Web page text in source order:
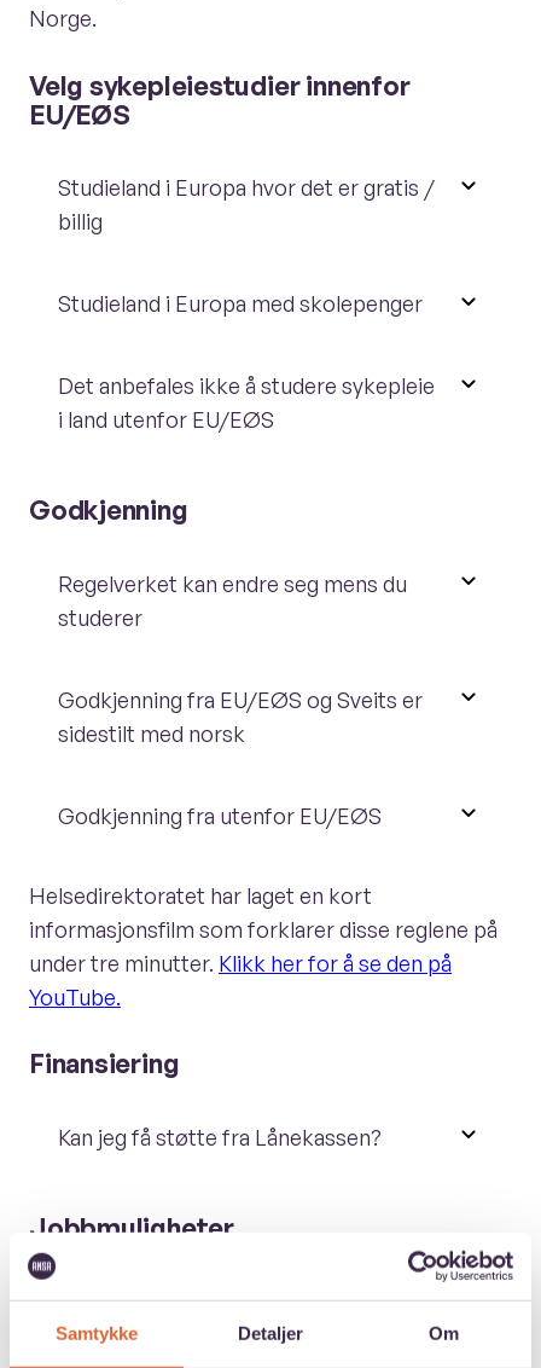
Samtykke Detaljer Om
Norge.
Velg sykepleiestudier innenfor
EU/EØS
Studieland i Europa hvor det er gratis /
billig
Studieland i Europa med skolepenger
Det anbefales ikke å studere sykepleie
i land utenfor EU/EØS
Godkjenning
Regelverket kan endre seg mens du
studerer
Godkjenning fra EU/EØS og Sveits er
sidestilt med norsk
Godkjenning fra utenfor EU/EØS
Helsedirektoratet har laget en kort
informasjonsfilm som forklarer disse reglene på
under tre minutter. Klikk her for å se den på
YouTube.
Finansiering
Kan jeg få støtte fra Lånekassen?
Jobbmuligheter
Sykepleiere jobber i alle avdelinger på sykehus,
helsestasjoner, i skolehelsetjenesten, psykisk